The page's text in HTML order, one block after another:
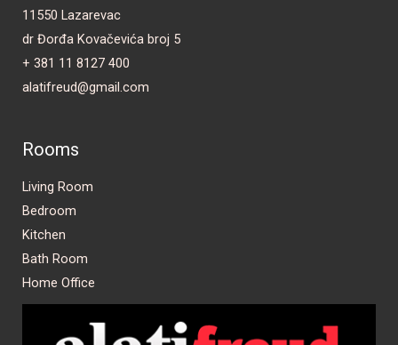
11550 Lazarevac
dr Đorđa Kovačevića broj 5
+ 381 11 8127 400
alatifreud@gmail.com
Rooms
Living Room
Bedroom
Kitchen
Bath Room
Home Office